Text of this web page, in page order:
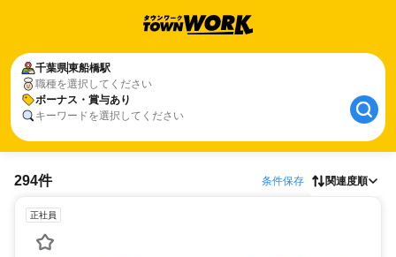
千葉県東船橋駅
職種を選択してください
ボーナス・賞与あり
キーワードを選択してください
294件 条件保存 関連度順
正社員